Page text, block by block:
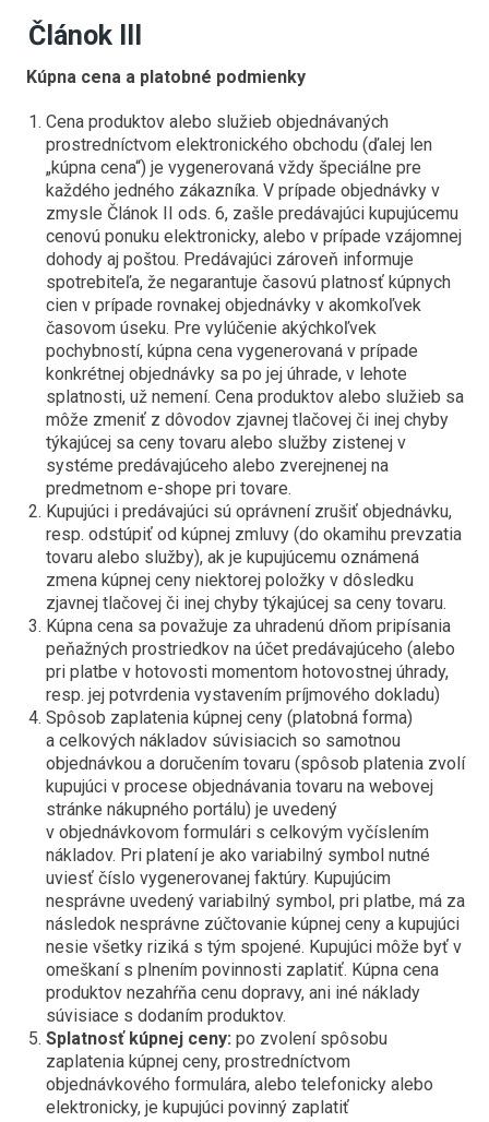
Článok III
Kúpna cena a platobné podmienky
Cena produktov alebo služieb objednávaných
prostredníctvom elektronického obchodu (ďalej len
„kúpna cena“) je vygenerovaná vždy špeciálne pre
každého jedného zákazníka. V prípade objednávky v
zmysle Článok II ods. 6, zašle predávajúci kupujúcemu
cenovú ponuku elektronicky, alebo v prípade vzájomnej
dohody aj poštou. Predávajúci zároveň informuje
spotrebiteľa, že negarantuje časovú platnosť kúpnych
cien v prípade rovnakej objednávky v akomkoľvek
časovom úseku. Pre vylúčenie akýchkoľvek
pochybností, kúpna cena vygenerovaná v prípade
konkrétnej objednávky sa po jej úhrade, v lehote
splatnosti, už nemení. Cena produktov alebo služieb sa
môže zmeniť z dôvodov zjavnej tlačovej či inej chyby
týkajúcej sa ceny tovaru alebo služby zistenej v
systéme predávajúceho alebo zverejnenej na
predmetnom e-shope pri tovare.
Kupujúci i predávajúci sú oprávnení zrušiť objednávku,
resp. odstúpiť od kúpnej zmluvy (do okamihu prevzatia
tovaru alebo služby), ak je kupujúcemu oznámená
zmena kúpnej ceny niektorej položky v dôsledku
zjavnej tlačovej či inej chyby týkajúcej sa ceny tovaru.
Kúpna cena sa považuje za uhradenú dňom pripísania
peňažných prostriedkov na účet predávajúceho (alebo
pri platbe v hotovosti momentom hotovostnej úhrady,
resp. jej potvrdenia vystavením príjmového dokladu)
Spôsob zaplatenia kúpnej ceny (platobná forma)
a celkových nákladov súvisiacich so samotnou
objednávkou a doručením tovaru (spôsob platenia zvolí
kupujúci v procese objednávania tovaru na webovej
stránke nákupného portálu) je uvedený
v objednávkovom formulári s celkovým vyčíslením
nákladov. Pri platení je ako variabilný symbol nutné
uviesť číslo vygenerovanej faktúry. Kupujúcim
nesprávne uvedený variabilný symbol, pri platbe, má za
následok nesprávne zúčtovanie kúpnej ceny a kupujúci
nesie všetky riziká s tým spojené. Kupujúci môže byť v
omeškaní s plnením povinnosti zaplatiť. Kúpna cena
produktov nezahŕňa cenu dopravy, ani iné náklady
súvisiace s dodaním produktov.
Splatnosť kúpnej ceny:po zvolení spôsobu
zaplatenia kúpnej ceny, prostredníctvom
objednávkového formulára, alebo telefonicky alebo
elektronicky, je kupujúci povinný zaplatiť